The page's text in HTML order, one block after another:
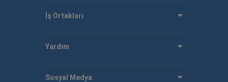
İş Ortakları
Yardım
Sosyal Medya